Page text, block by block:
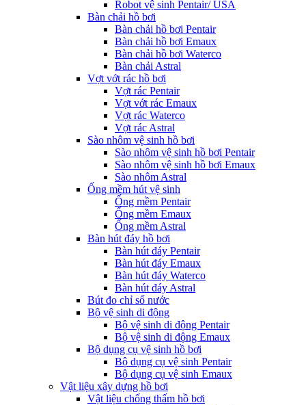
Robot vệ sinh Pentair/ USA
Bàn chải hồ bơi
Bàn chải hồ bơi Pentair
Bàn chải hồ bơi Emaux
Bàn chải hồ bơi Waterco
Bàn chải Astral
Vợt vớt rác hồ bơi
Vợt rác Pentair
Vợt vớt rác Emaux
Vợt rác Waterco
Vợt rác Astral
Sào nhôm vệ sinh hồ bơi
Sào nhôm vệ sinh hồ bơi Pentair
Sào nhôm vệ sinh hồ bơi Emaux
Sào nhôm Astral
Ống mềm hút vệ sinh
Ống mềm Pentair
Ống mềm Emaux
Ống mềm Astral
Bàn hút đáy hồ bơi
Bàn hút đáy Pentair
Bàn hút đáy Emaux
Bàn hút đáy Waterco
Bàn hút đáy Astral
Bút đo chỉ số nước
Bộ vệ sinh di động
Bộ vệ sinh di động Pentair
Bộ vệ sinh di động Emaux
Bộ dụng cụ vệ sinh hồ bơi
Bộ dụng cụ vệ sinh Pentair
Bộ dụng cụ vệ sinh Emaux
Vật liệu xây dựng hồ bơi
Vật liệu chống thấm hồ bơi